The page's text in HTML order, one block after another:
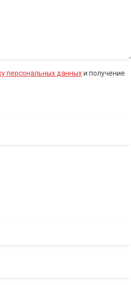
персональных данныхи получение